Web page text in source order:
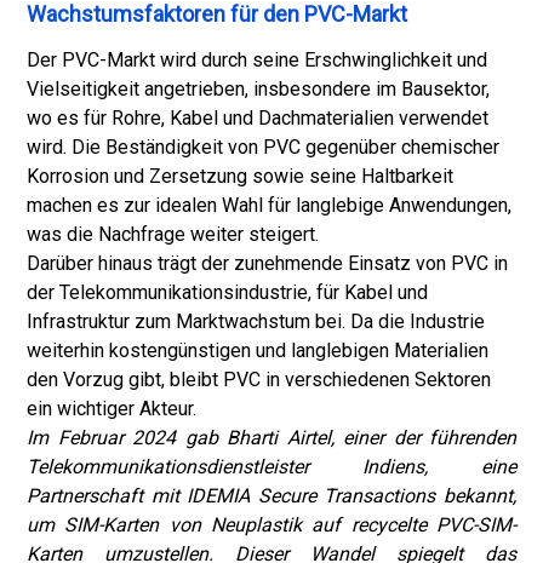
Wachstumsfaktoren für den PVC-Markt
Der PVC-Markt wird durch seine Erschwinglichkeit und
Vielseitigkeit angetrieben, insbesondere im Bausektor,
wo es für Rohre, Kabel und Dachmaterialien verwendet
wird. Die Beständigkeit von PVC gegenüber chemischer
Korrosion und Zersetzung sowie seine Haltbarkeit
machen es zur idealen Wahl für langlebige Anwendungen,
was die Nachfrage weiter steigert.
Darüber hinaus trägt der zunehmende Einsatz von PVC in
der Telekommunikationsindustrie, für Kabel und
Infrastruktur zum Marktwachstum bei. Da die Industrie
weiterhin kostengünstigen und langlebigen Materialien
den Vorzug gibt, bleibt PVC in verschiedenen Sektoren
ein wichtiger Akteur.
Im Februar 2024 gab Bharti Airtel, einer der führenden
Telekommunikationsdienstleister Indiens, eine
Partnerschaft mit IDEMIA Secure Transactions bekannt,
um SIM-Karten von Neuplastik auf recycelte PVC-SIM-
Karten umzustellen. Dieser Wandel spiegelt das